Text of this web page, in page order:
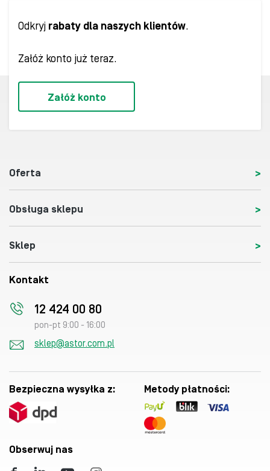
Odkryj rabaty dla naszych klientów.
Załóż konto już teraz.
Załóż konto
Oferta
Obsługa sklepu
Sklep
Kontakt
12 424 00 80
pon-pt 9:00 - 16:00
sklep@astor.com.pl
Bezpieczna wysyłka z: Metody płatności:
Obserwuj nas